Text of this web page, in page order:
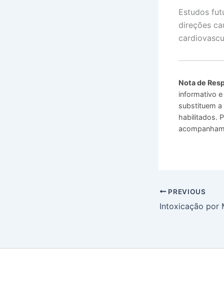
Estudos
direções
Nota de
informativo
substituem
habilitados.
PREVIOUS